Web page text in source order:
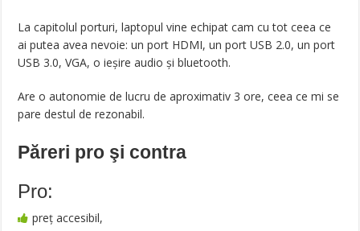
La capitolul porturi, laptopul vine echipat cam cu tot ceea ce
ai putea avea nevoie: un port HDMI, un port USB 2.0, un port
USB 3.0, VGA, o ieșire audio și bluetooth.
Are o autonomie de lucru de aproximativ 3 ore, ceea ce mi se
pare destul de rezonabil.
Păreri pro şi contra
Pro:
preț accesibil,